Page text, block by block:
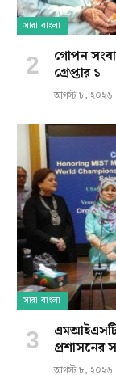
সারা বাংলা
গোপন
গ্রেপ্তার ১
আগস্ট ৮, ২০২৬
সারা বাংলা
এমআইএসটি
প্রশাসনের
আগস্ট ৮, ২০২৬